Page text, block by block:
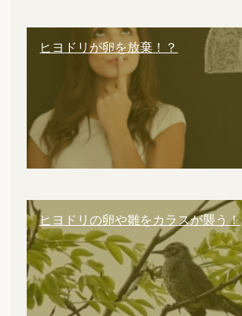
ヒヨドリが卵を放棄！？
ヒヨドリの卵や雛をカラスが襲う！